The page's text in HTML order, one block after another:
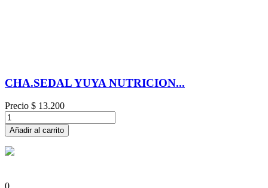
CHA.SEDAL YUYA NUTRICION...
Precio $ 13.200
Añadir al carrito